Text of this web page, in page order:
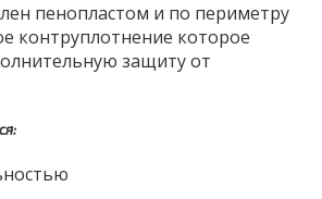
пенопластом и по периметру
контруплотнение которое
защиту от